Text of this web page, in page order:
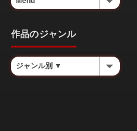
作品のジャンル